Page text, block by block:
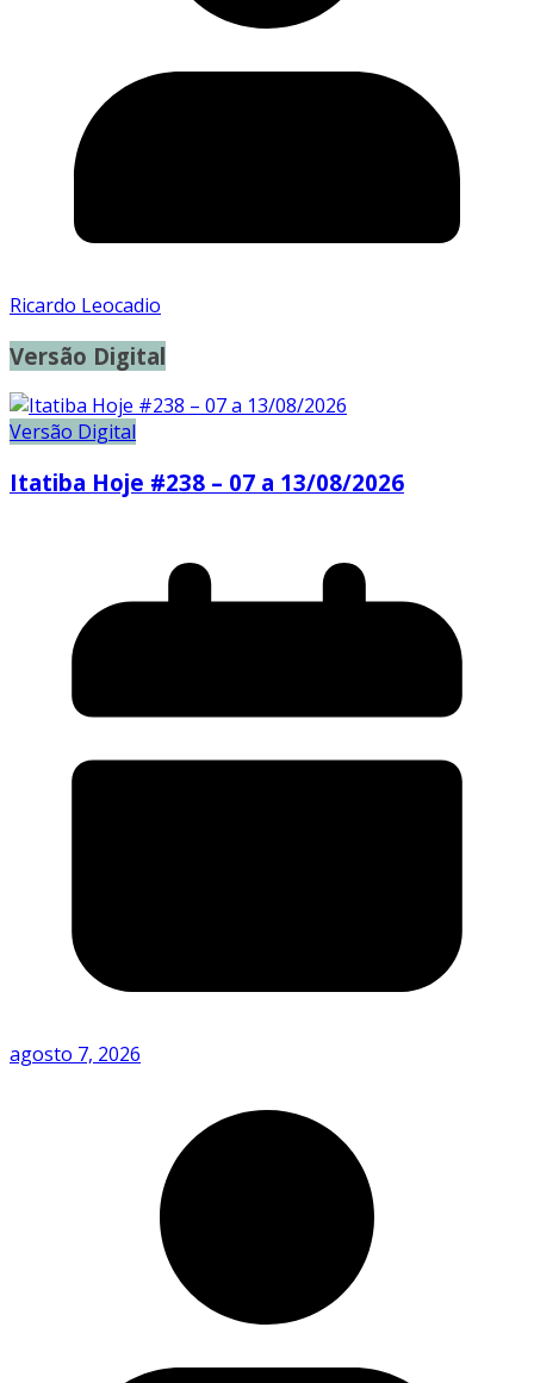
Ricardo Leocadio
Versão Digital
Versão Digital
Itatiba Hoje #238 – 07 a 13/08/2026
agosto 7, 2026